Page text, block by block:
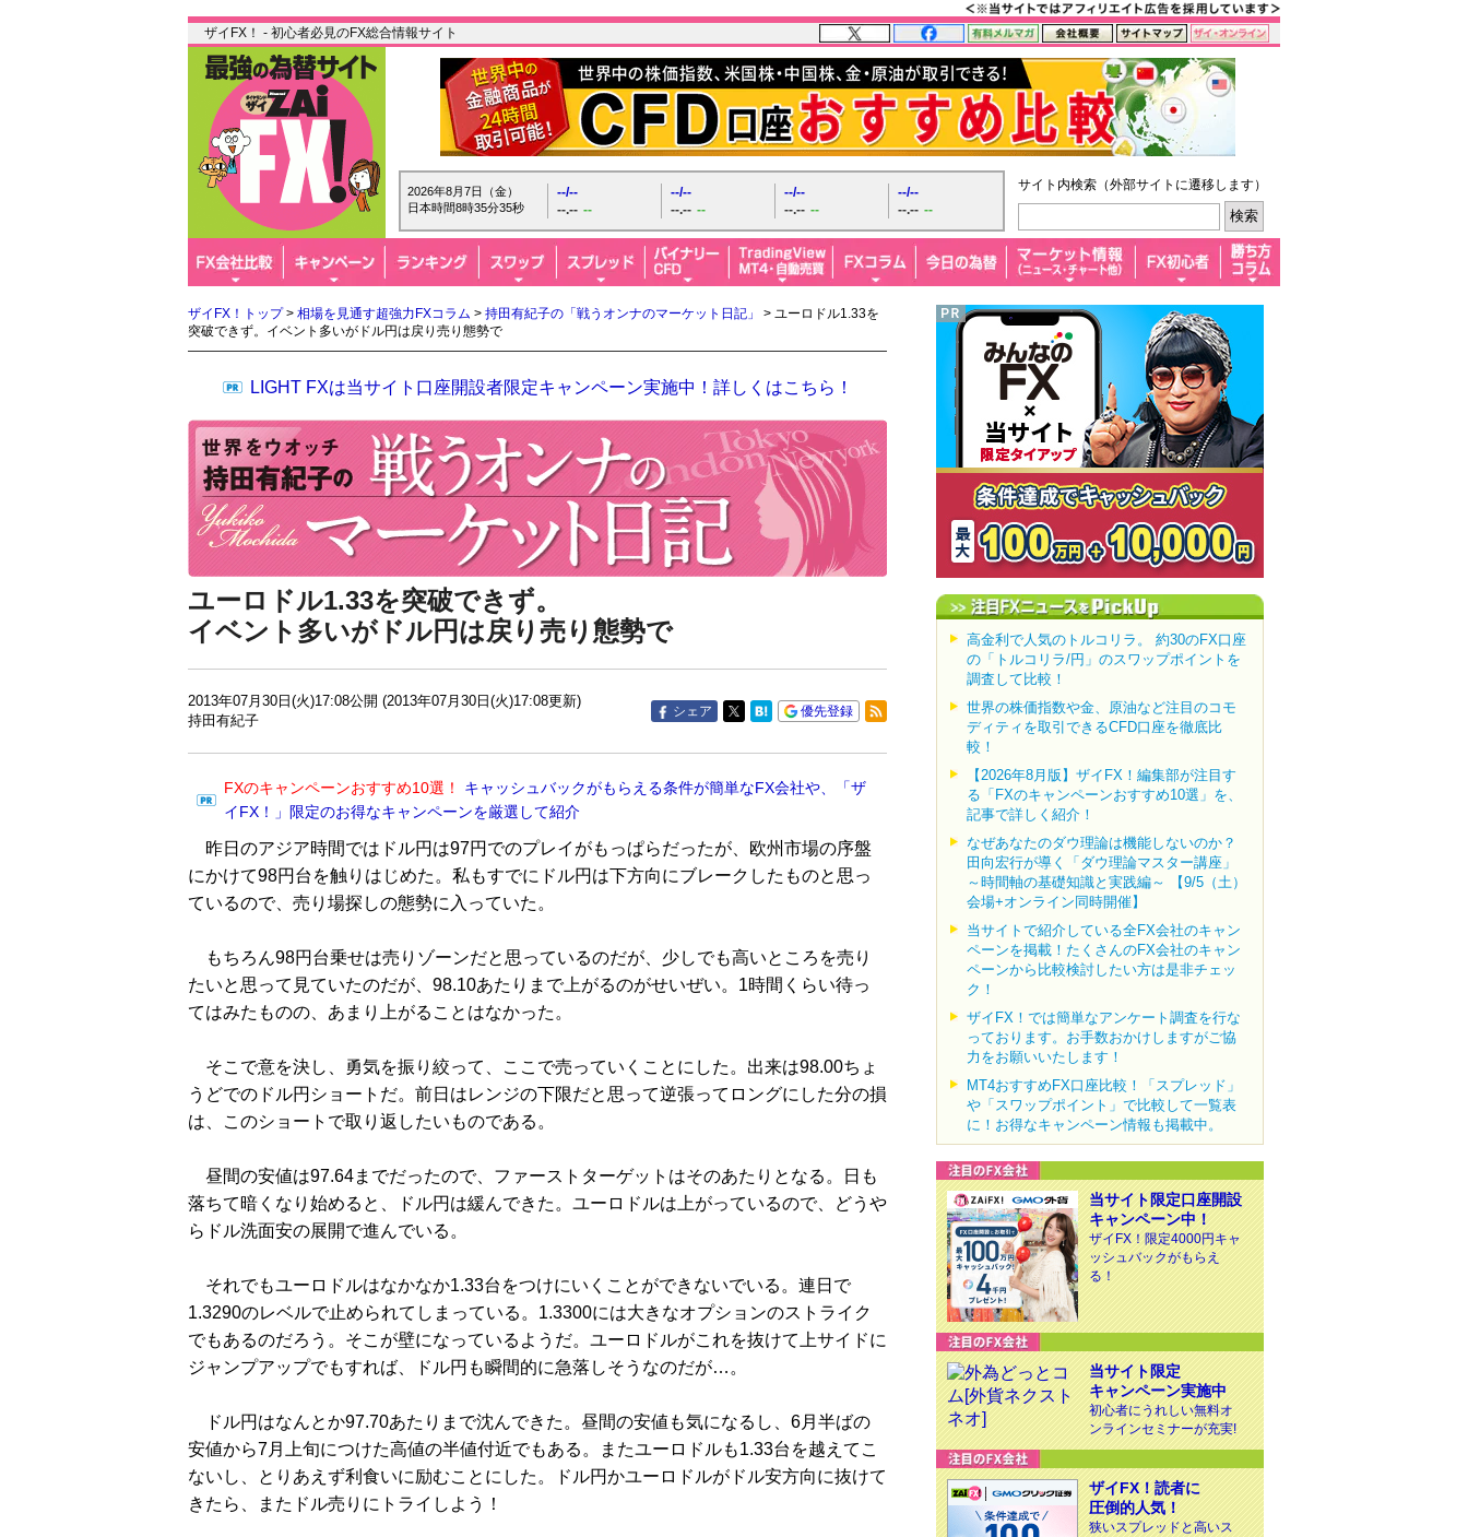
ザイFX！ - 初心者必見のFX総合情報サイト
2026年8月7日（金）
日本時間8時35分36秒
--/--
--.-- --
--/--
--.-- --
--/--
--.-- --
--/--
--.-- --
サイト内検索（外部サイトに遷移します）
ザイFX！トップ> 相場を見通す超強力FXコラム > 持田有紀子の「戦うオンナのマーケット日記」
> ユーロドル1.33を
突破できず。イベント多いがドル円は戻り売り態勢で
LIGHT FXは当サイト口座開設者限定キャンペーン実施中！詳しくはこちら！
ユーロドル1.33を突破できず。
イベント多いがドル円は戻り売り態勢で
2013年07月30日(火)17:08公開 (2013年07月30日(火)17:08更新)
持田有紀子
シェア 優先登録
FXのキャンペーンおすすめ10選！
キャッシュバックがもらえる条件が簡単なFX会社や、「ザ
イFX！」限定のお得なキャンペーンを厳選して紹介
昨日のアジア時間ではドル円は97円でのプレイがもっぱらだったが、欧州市場の序盤
にかけて98円台を触りはじめた。私もすでにドル円は下方向にブレークしたものと思っ
ているので、売り場探しの態勢に入っていた。
もちろん98円台乗せは売りゾーンだと思っているのだが、少しでも高いところを売り
たいと思って見ていたのだが、98.10あたりまで上がるのがせいぜい。1時間くらい待っ
てはみたものの、あまり上がることはなかった。
そこで意を決し、勇気を振り絞って、ここで売っていくことにした。出来は98.00ちょ
うどでのドル円ショートだ。前日はレンジの下限だと思って逆張ってロングにした分の損
は、このショートで取り返したいものである。
昼間の安値は97.64までだったので、ファーストターゲットはそのあたりとなる。日も
落ちて暗くなり始めると、ドル円は緩んできた。ユーロドルは上がっているので、どうや
らドル洗面安の展開で進んでいる。
それでもユーロドルはなかなか1.33台をつけにいくことができないでいる。連日で
1.3290のレベルで止められてしまっている。1.3300には大きなオプションのストライク
でもあるのだろう。そこが壁になっているようだ。ユーロドルがこれを抜けて上サイドに
ジャンプアップでもすれば、ドル円も瞬間的に急落しそうなのだが…。
ドル円はなんとか97.70あたりまで沈んできた。昼間の安値も気になるし、6月半ばの
安値から7月上旬につけた高値の半値付近でもある。またユーロドルも1.33台を越えてこ
ないし、とりあえず利食いに励むことにした。ドル円かユーロドルがドル安方向に抜けて
きたら、またドル売りにトライしよう！
高金利で人気のトルコリラ。 約30のFX口座
の「トルコリラ/円」のスワップポイントを
調査して比較！
世界の株価指数や金、原油など注目のコモ
ディティを取引できるCFD口座を徹底比
較！
【2026年8月版】ザイFX！編集部が注目す
る「FXのキャンペーンおすすめ10選」を、
記事で詳しく紹介！
なぜあなたのダウ理論は機能しないのか？
田向宏行が導く「ダウ理論マスター講座」
～時間軸の基礎知識と実践編～ 【9/5（土）
会場+オンライン同時開催】
当サイトで紹介している全FX会社のキャン
ペーンを掲載！たくさんのFX会社のキャン
ペーンから比較検討したい方は是非チェッ
ク！
ザイFX！では簡単なアンケート調査を行な
っております。お手数おかけしますがご協
力をお願いいたします！
MT4おすすめFX口座比較！「スプレッド」
や「スワップポイント」で比較して一覧表
に！お得なキャンペーン情報も掲載中。
当サイト限定口座開設
キャンペーン中！
ザイFX！限定4000円キャ
ッシュバックがもらえ
る！
当サイト限定
キャンペーン実施中
初心者にうれしい無料オ
ンラインセミナーが充実!
ザイFX！読者に
圧倒的人気！
狭いスプレッドと高いス